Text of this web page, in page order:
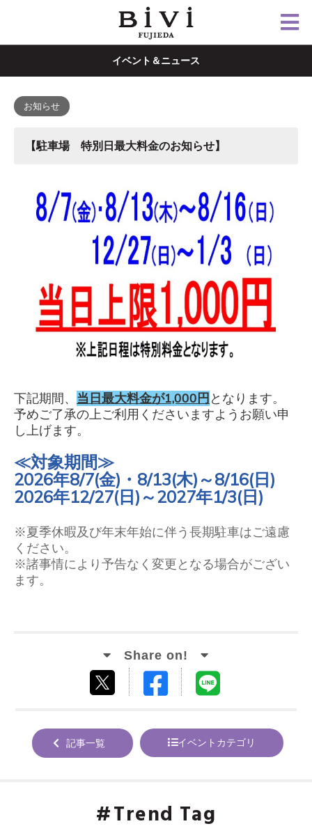
イベント＆ニュース
お知らせ
【駐車場 特別日最大料金のお知らせ】
下記期間、 当日最大料金が1,000円となります。
予めご了承の上ご利用くださいますようお願い申
し上げます。
≪対象期間≫
2026年8/7(金)・8/13(木)～8/16(日)
2026年12/27(日)～2027年1/3(日)
※夏季休暇及び年末年始に伴う長期駐車はご遠慮
ください。
※諸事情により予告なく変更となる場合がござい
ます。
する
Facebook
る
記事一覧 イベントカテゴリ
Trend Tag